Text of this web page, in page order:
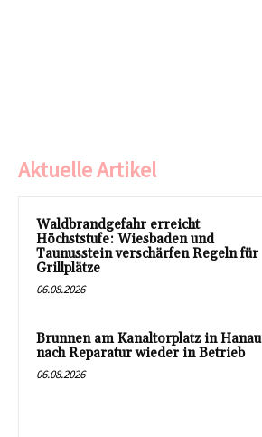
Aktuelle Artikel
Waldbrandgefahr erreicht
Höchststufe: Wiesbaden und
Taunusstein verschärfen Regeln für
Grillplätze
06.08.2026
Brunnen am Kanaltorplatz in Hanau
nach Reparatur wieder in Betrieb
06.08.2026